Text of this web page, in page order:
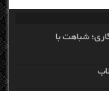
شباهت با